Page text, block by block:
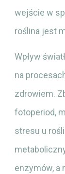
wejście w
roślina jest
Wpływ
na
zdrowiem.
fotoperiod,
stresu u
enzymów, a